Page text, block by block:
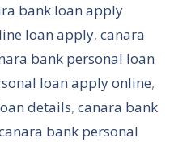
bank loan apply
loan apply, canara
bank personal loan
loan apply online,
details, canara bank
bank personal